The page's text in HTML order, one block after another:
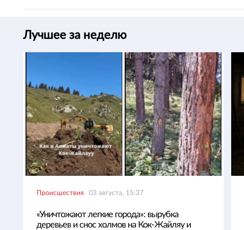
Лучшее за неделю
Происшествия 03 августа, 15:37
«Уничтожают легкие города»: вырубка
деревьев и снос холмов на Кок-Жайляу и